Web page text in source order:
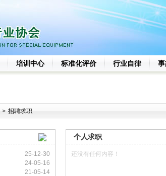
培训中心 标准化评价 行业自律
> 招聘求职
25-12-30
24-05-16
21-05-14
个人求职
还没有任何内容！